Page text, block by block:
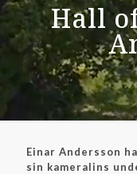
Hall
Einar Andersson
sin kameralins